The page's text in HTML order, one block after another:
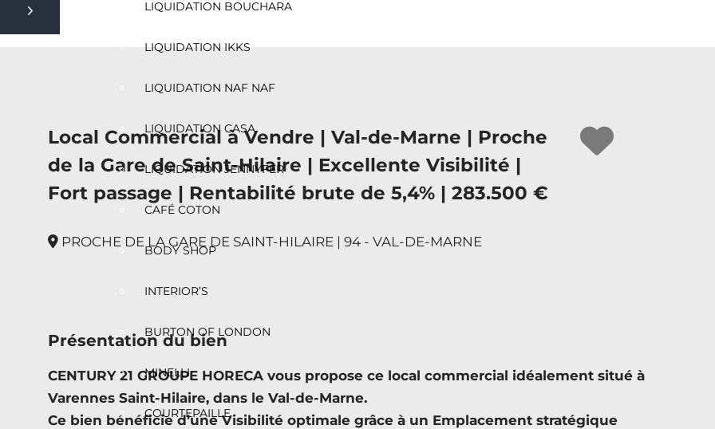
LIQUIDATION BOUCHARA
LIQUIDATION IKKS
LIQUIDATION NAF NAF
LIQUIDATION CASA
LIQUIDATION JENNYFER
CAFÉ COTON
BODY SHOP
INTERIOR’S
BURTON OF LONDON
MINELLI
COURTEPAILLE
Local Commercial à Vendre | Val-de-Marne | Proche
de la Gare de Saint-Hilaire | Excellente Visibilité |
Fort passage | Rentabilité brute de 5,4% | 283.500 €
PROCHE DE LA GARE DE SAINT-HILAIRE | 94 - VAL-DE-MARNE
Présentation du bien
CENTURY 21 GROUPE HORECA vous propose ce local commercial idéalement situé à
Varennes Saint-Hilaire, dans le Val-de-Marne.
Ce bien bénéficie d’une Visibilité optimale grâce à un Emplacement stratégique